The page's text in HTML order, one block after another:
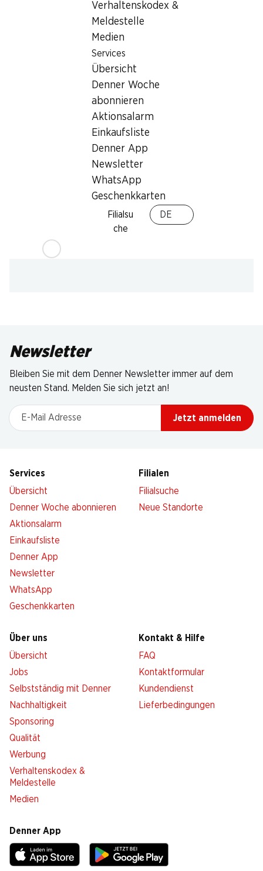
Verhaltenskodex &
Meldestelle
Medien
Services
Übersicht
Denner Woche
abonnieren
Aktionsalarm
Einkaufsliste
Denner App
Newsletter
WhatsApp
Geschenkkarten
Filialsu
che
DE
07:30 - 19:00
Bargeldbezug mit Post - / M-Card
Newsletter
Bleiben Sie mit dem Denner Newsletter immer auf dem
neusten Stand. Melden Sie sich jetzt an!
E-Mail Adresse
Jetzt anmelden
Services
Übersicht
Denner Woche abonnieren
Aktionsalarm
Einkaufsliste
Denner App
Newsletter
WhatsApp
Geschenkkarten
Filialen
Filialsuche
Neue Standorte
Über uns
Übersicht
Jobs
Selbstständig mit Denner
Nachhaltigkeit
Sponsoring
Qualität
Werbung
Verhaltenskodex &
Meldestelle
Medien
Kontakt & Hilfe
FAQ
Kontaktformular
Kundendienst
Lieferbedingungen
Denner App